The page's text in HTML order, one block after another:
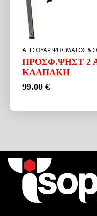
ΑΞΕΣΟΥΑΡ ΨΗΣΙΜΑΤΟΣ &
ΠΡΟΣΦ.ΨΗΣΤ 2
ΚΛΑΠΑΚΗ
99.00 €